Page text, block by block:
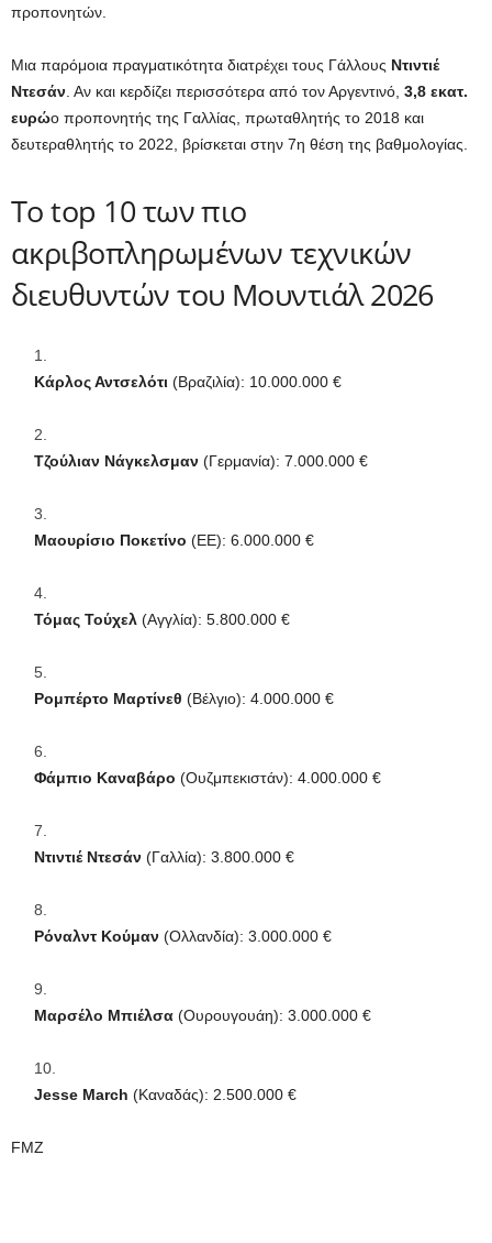
προπονητών.
Μια παρόμοια πραγματικότητα διατρέχει τους Γάλλους Ντιντιέ
Ντεσάν . Αν και κερδίζει περισσότερα από τον Αργεντινό, 3,8 εκατ.
ευρώο προπονητής της Γαλλίας, πρωταθλητής το 2018 και
δευτεραθλητής το 2022, βρίσκεται στην 7η θέση της βαθμολογίας.
Το top 10 των πιο
ακριβοπληρωμένων τεχνικών
διευθυντών του Μουντιάλ 2026
Κάρλος Αντσελότι (Βραζιλία): 10.000.000 €
Τζούλιαν Νάγκελσμαν (Γερμανία): 7.000.000 €
Μαουρίσιο Ποκετίνο (ΕΕ): 6.000.000 €
Τόμας Τούχελ (Αγγλία): 5.800.000 €
Ρομπέρτο ​​Μαρτίνεθ (Βέλγιο): 4.000.000 €
Φάμπιο Καναβάρο (Ουζμπεκιστάν): 4.000.000 €
Ντιντιέ Ντεσάν (Γαλλία): 3.800.000 €
Ρόναλντ Κούμαν (Ολλανδία): 3.000.000 €
Μαρσέλο Μπιέλσα (Ουρουγουάη): 3.000.000 €
Jesse March (Καναδάς): 2.500.000 €
FMZ